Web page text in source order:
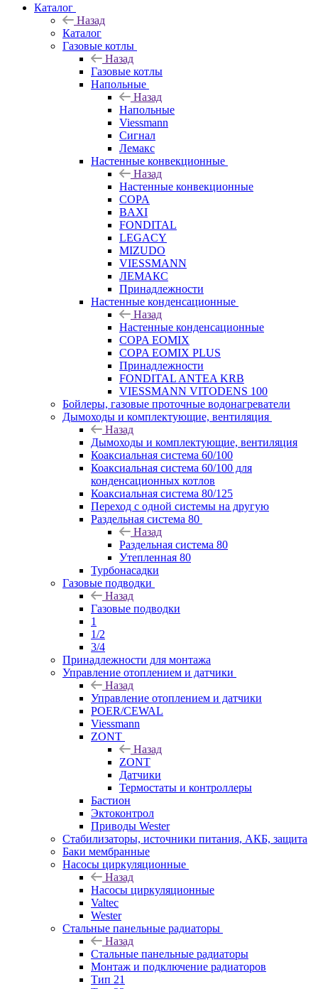
Каталог
Назад
Каталог
Газовые котлы
Назад
Газовые котлы
Напольные
Назад
Напольные
Viessmann
Сигнал
Лемакс
Настенные конвекционные
Назад
Настенные конвекционные
COPA
BAXI
FONDITAL
LEGACY
MIZUDO
VIESSMANN
ЛЕМАКС
Принадлежности
Настенные конденсационные
Назад
Настенные конденсационные
COPA EOMIX
COPA EOMIX PLUS
Принадлежности
FONDITAL ANTEA KRB
VIESSMANN VITODENS 100
Бойлеры, газовые проточные водонагреватели
Дымоходы и комплектующие, вентиляция
Назад
Дымоходы и комплектующие, вентиляция
Коаксиальная система 60/100
Коаксиальная система 60/100 для
конденсационных котлов
Коаксиальная система 80/125
Переход с одной системы на другую
Раздельная система 80
Назад
Раздельная система 80
Утепленная 80
Турбонасадки
Газовые подводки
Назад
Газовые подводки
1
1/2
3/4
Принадлежности для монтажа
Управление отоплением и датчики
Назад
Управление отоплением и датчики
POER/CEWAL
Viessmann
ZONT
Назад
ZONT
Датчики
Термостаты и контроллеры
Бастион
Эктоконтрол
Приводы Wester
Стабилизаторы, источники питания, АКБ, защита
Баки мембранные
Насосы циркуляционные
Назад
Насосы циркуляционные
Valtec
Wester
Стальные панельные радиаторы
Назад
Стальные панельные радиаторы
Монтаж и подключение радиаторов
Тип 21